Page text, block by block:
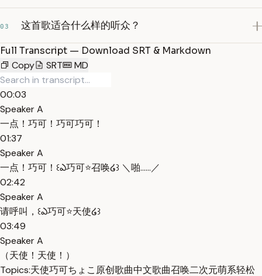
03 这首歌适合什么样的听众？
Full Transcript — Download SRT & Markdown
Copy
SRT MD
00:03
Speaker A
一点！巧可！巧可巧可！
01:37
Speaker A
一点！巧可！꒰ఎ巧可⭐召唤໒꒱ ＼啪……／
02:42
Speaker A
请呼叫，꒰ఎ巧可⭐天使໒꒱
03:49
Speaker A
（天使！天使！）
Topics:天使巧可ちょこ原创歌曲中文歌曲召唤二次元萌系轻松